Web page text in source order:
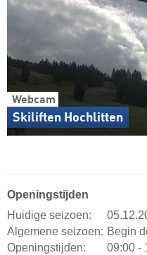
Webcam
Skiliften Hochlitten
Openingstijden
Huidige seizoen:
Algemene seizoen: Begin
Openingstijden:
09:00 -